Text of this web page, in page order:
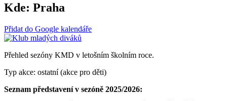
Kde: Praha
Přidat do Google kalendáře
Přehled sezóny KMD v letošním školním roce.
Typ akce: ostatní (akce pro děti)
Seznam představení v sezóně 2025/2026: